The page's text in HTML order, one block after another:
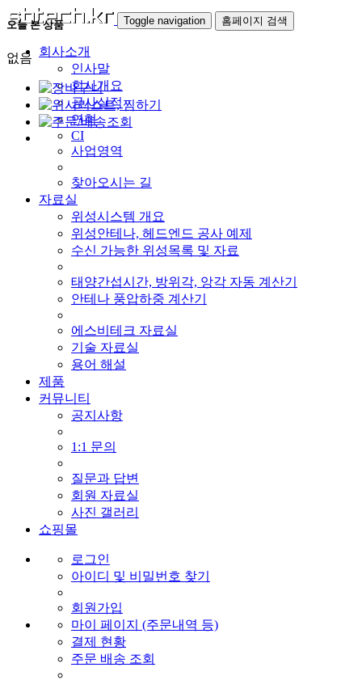
Toggle navigation 홈페이지 검색
회사소개
인사말
회사개요
공사실적
연혁
CI
사업영역
찾아오시는 길
자료실
위성시스템 개요
위성안테나, 헤드엔드 공사 예제
수신 가능한 위성목록 및 자료
태양간섭시간, 방위각, 앙각 자동 계산기
안테나 풍압하중 계산기
에스비테크 자료실
기술 자료실
용어 해설
제품
커뮤니티
공지사항
1:1 문의
질문과 답변
회원 자료실
사진 갤러리
쇼핑몰
로그인
아이디 및 비밀번호 찾기
회원가입
마이 페이지 (주문내역 등)
결제 현황
주문 배송 조회
오늘 본 상품
없음